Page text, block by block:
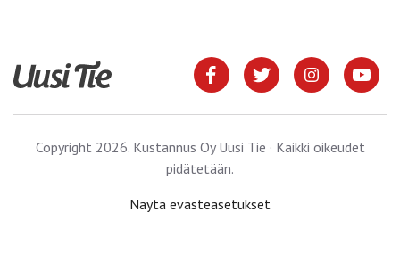
Copyright 2026. Kustannus Oy Uusi Tie · Kaikki oikeudet
pidätetään.
Näytä evästeasetukset